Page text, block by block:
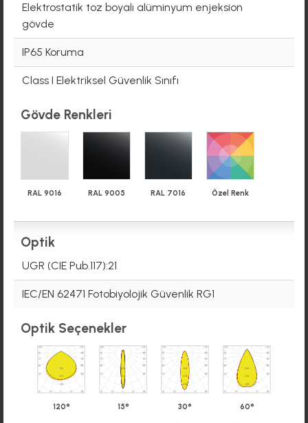
Elektrostatik toz boyalı alüminyum enjeksion
gövde
IP65 Koruma
Class I Elektriksel Güvenlik Sınıfı
Gövde Renkleri
RAL 9016 RAL 9005 RAL 7016 Özel Renk
Optik
UGR (CIE Pub.117):21
IEC/EN 62471 Fotobiyolojik Güvenlik RG1
Optik Seçenekler
120° 15° 30° 60°